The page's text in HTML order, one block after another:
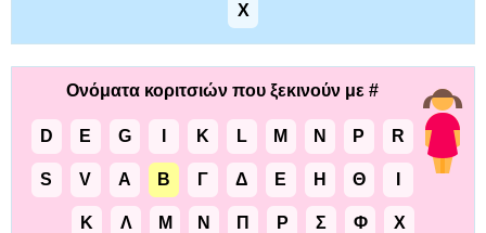
Χ
Ονόματα κοριτσιών που ξεκινούν με #
D E G K L M N P R
S V Α Β Γ Δ Ε Η Θ
Κ Λ Μ Ν Π Ρ Σ Φ Χ